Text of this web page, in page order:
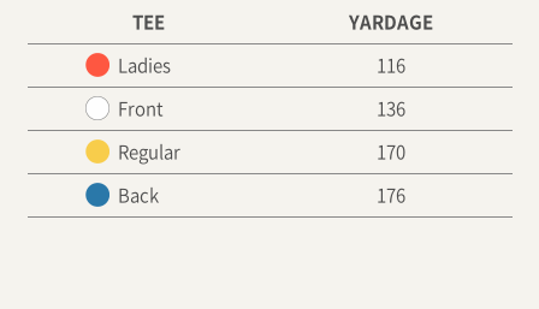
TEE YARDAGE
Ladies 116
Front 136
Regular 170
Back 176